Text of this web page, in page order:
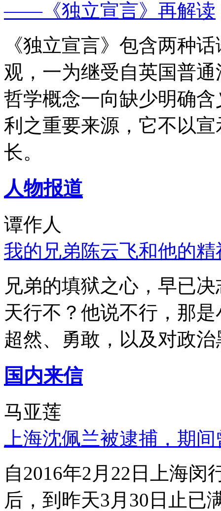
——《独立宣言》再解读
《独立宣言》包含两种
观，一为继受自英国普
哲学概念一向缺少明确
利之重要来源，它不以
长。
人物报道
谭作人
我的兄弟陈云飞和他的
兄弟的填狱之心，早已
天行不？他说不行，那
超然、勇敢，以及对政
国内来信
马亚莲
上海沈佩兰被逮捕，期
自2016年2月22日上海
后，到昨天3月30日止已